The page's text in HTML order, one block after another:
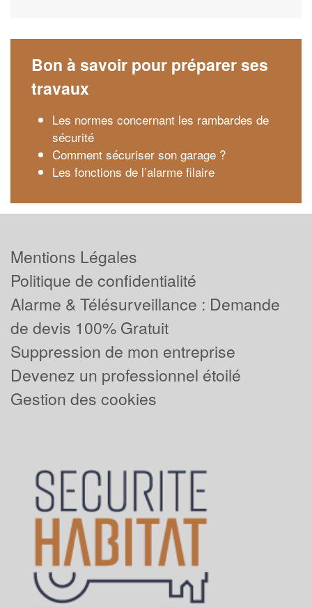
Bon à savoir pour préparer ses
travaux
Les normes concernant les rambardes de
sécurité
Comment sécuriser son garage ?
Les fonctions de l’alarme filaire
Mentions Légales
Politique de confidentialité
Alarme & Télésurveillance : Demande
de devis 100% Gratuit
Suppression de mon entreprise
Devenez un professionnel étoilé
Gestion des cookies